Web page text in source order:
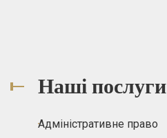
Наші послуги
Адміністративне право